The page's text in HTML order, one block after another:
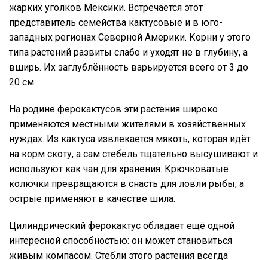
жарких уголков Мексики. Встречается этот
представитель семейства кактусовые и в юго-
западных регионах Северной Америки. Корни у этого
типа растений развиты слабо и уходят не в глубину, а
вширь. Их заглублённость варьируется всего от 3 до
20 см.
На родине ферокактусов эти растения широко
применяются местными жителями в хозяйственных
нуждах. Из кактуса извлекается мякоть, которая идёт
на корм скоту, а сам стебель тщательно высушивают и
используют как чан для хранения. Крючковатые
колючки превращаются в снасть для ловли рыбы, а
острые применяют в качестве шила.
Цилиндрический ферокактус обладает ещё одной
интересной способностью: он может становиться
живым компасом. Стебли этого растения всегда